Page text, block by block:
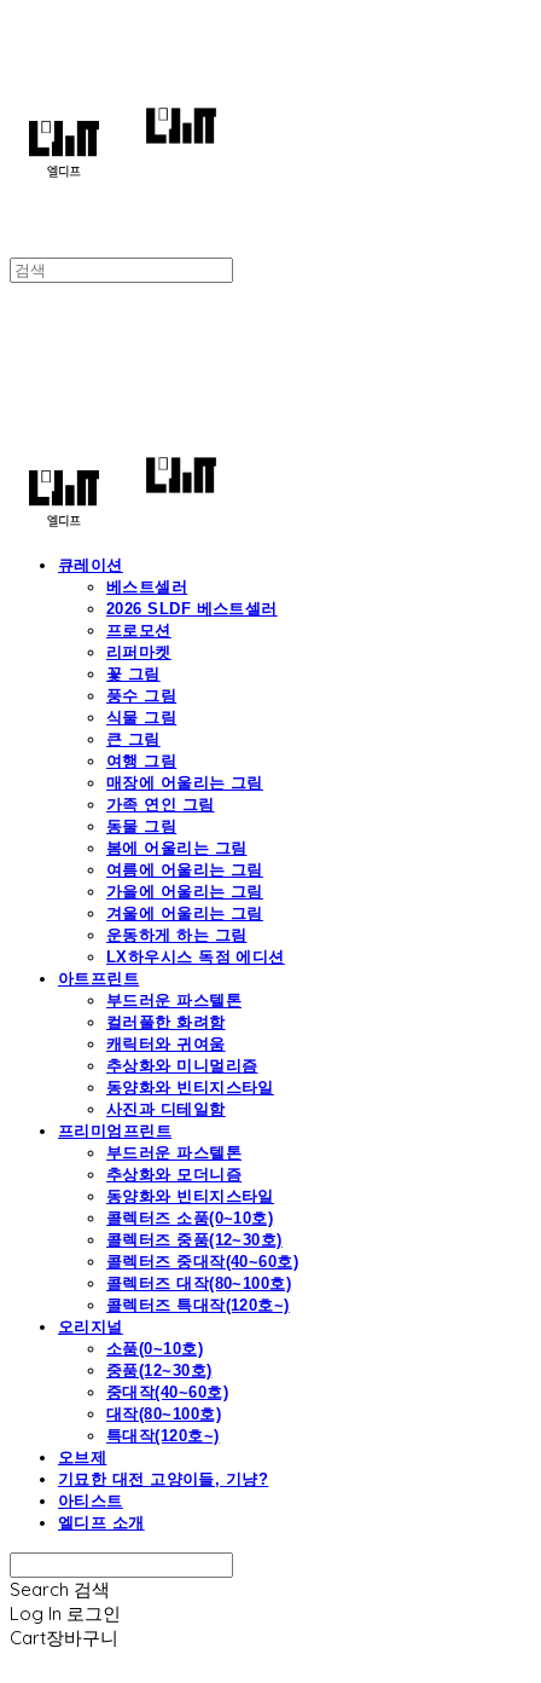
큐레이션
베스트셀러
2026 SLDF 베스트셀러
프로모션
리퍼마켓
꽃 그림
풍수 그림
식물 그림
큰 그림
여행 그림
매장에 어울리는 그림
가족 연인 그림
동물 그림
봄에 어울리는 그림
여름에 어울리는 그림
가을에 어울리는 그림
겨울에 어울리는 그림
운동하게 하는 그림
LX하우시스 독점 에디션
아트프린트
부드러운 파스텔톤
컬러풀한 화려함
캐릭터와 귀여움
추상화와 미니멀리즘
동양화와 빈티지스타일
사진과 디테일함
프리미엄프린트
부드러운 파스텔톤
추상화와 모더니즘
동양화와 빈티지스타일
콜렉터즈 소품(0~10호)
콜렉터즈 중품(12~30호)
콜렉터즈 중대작(40~60호)
콜렉터즈 대작(80~100호)
콜렉터즈 특대작(120호~)
오리지널
소품(0~10호)
중품(12~30호)
중대작(40~60호)
대작(80~100호)
특대작(120호~)
오브제
기묘한 대전 고양이들, 기냥?
아티스트
엘디프 소개
Search 검색
Log In 로그인
Cart장바구니